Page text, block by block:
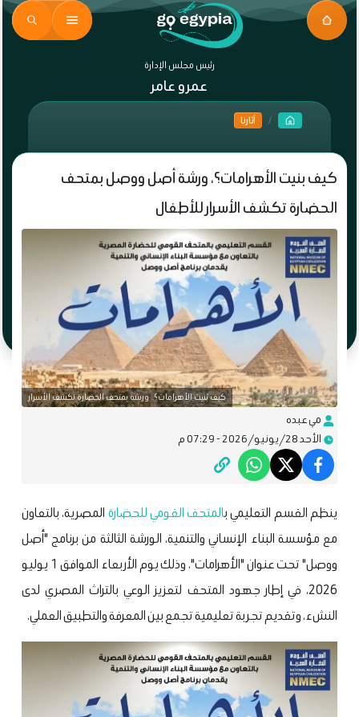
رئيس مجلس الإدارة
عمرو عامر
آثارنا
كيف بنيت الأهرامات؟، ورشة أصل ووصل بمتحف
الحضارة تكشف الأسرار للأطفال
كيف بُنيت الأهرامات؟.. ورشة بمتحف الحضارة تكشف الأسرار
مي عبده
الأحد 28/يونيو/2026 - 07:29 م
ينظم القسم التعليمي بالمتحف القومي للحضارة المصرية، بالتعاون
مع مؤسسة البناء الإنساني والتنمية، الورشة الثالثة من برنامج "أصل
ووصل" تحت عنوان "الأهرامات"، وذلك يوم الأربعاء الموافق 1 يوليو
2026، في إطار جهود المتحف لتعزيز الوعي بالتراث المصري لدى
النشء، وتقديم تجربة تعليمية تجمع بين المعرفة والتطبيق العملي.